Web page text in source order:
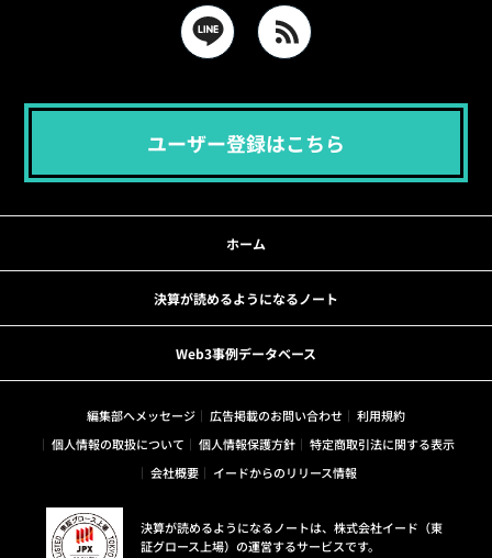
ユーザー登録はこちら
ホーム
決算が読めるようになるノート
Web3事例データベース
編集部へメッセージ 広告掲載のお問い合わせ
利用規約
個人情報の取扱について
個人情報保護方針
特定商取引法に関する表示
会社概要
イードからのリリース情報
決算が読めるようになるノートは、株式会社イード（東
証グロース上場）の運営するサービスです。